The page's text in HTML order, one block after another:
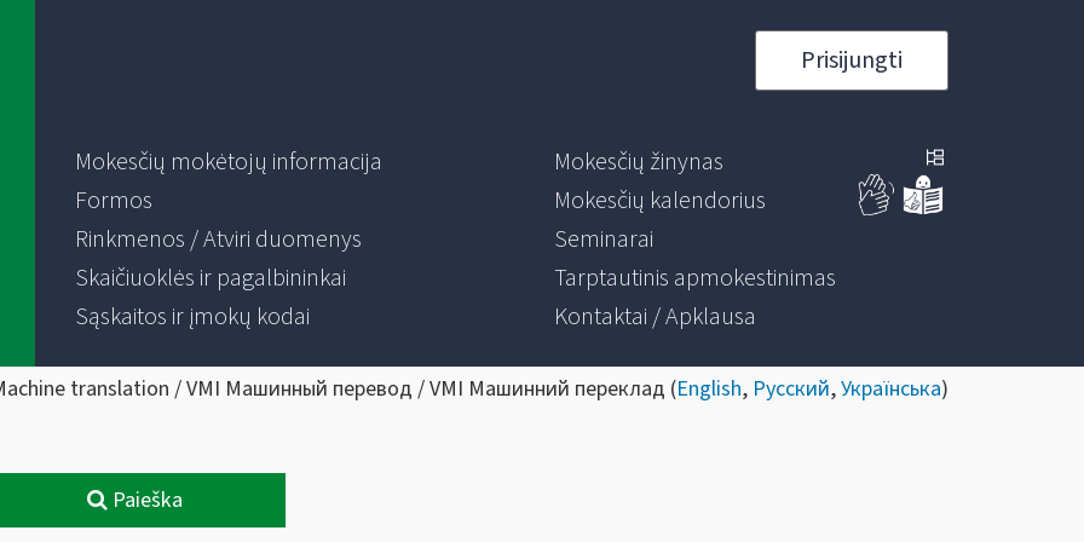
Prisijungti
Mokesčių mokėtojų informacija
Formos
Rinkmenos / Atviri duomenys
Skaičiuoklės ir pagalbininkai
Sąskaitos ir įmokų kodai
Mokesčių žinynas
Mokesčių kalendorius
Seminarai
Tarptautinis apmokestinimas
Kontaktai / Apklausa
translation / VMI Машинный перевод / VMI Машинний переклад (English, Русский,Українська)
Paieška